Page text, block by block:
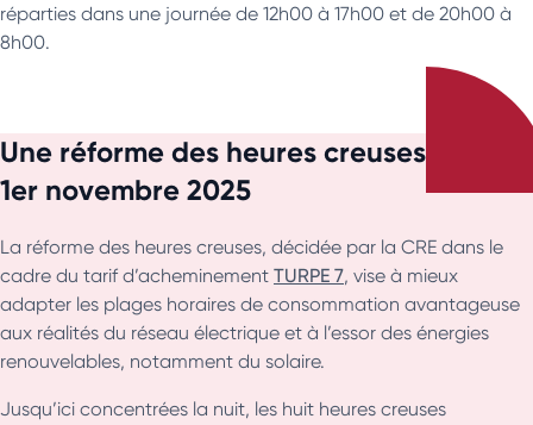
réparties dans une journée de 12h00 à 17h00 et de 20h00 à
8h00.
Une réforme des heures creuses dès le
1er novembre 2025
La réforme des heures creuses, décidée par la CRE dans le
cadre du tarif d’acheminement TURPE 7, vise à mieux
adapter les plages horaires de consommation avantageuse
aux réalités du réseau électrique et à l’essor des énergies
renouvelables, notamment du solaire.
Jusqu’ici concentrées la nuit, les huit heures creuses